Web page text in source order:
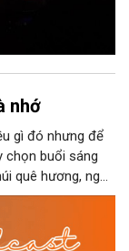
nhớ
gì đó nhưng để
chọn buổi sáng
quê hương, ngồi
nhịp xuống
kì của mình.